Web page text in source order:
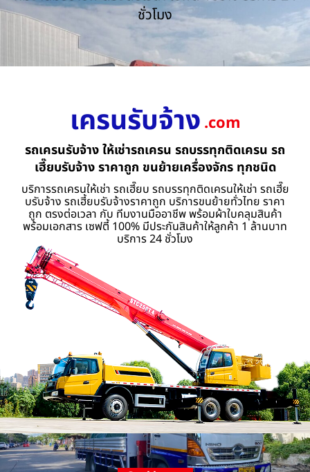
ชั่วโมง
เครนรับจ้าง .com
รถเครนรับจ้าง ให้เช่ารถเครน รถบรรทุกติดเครน รถ
เฮี๊ยบรับจ้าง ราคาถูก ขนย้ายเครื่องจักร ทุกชนิด
บริการรถเครนให้เช่า รถเฮี๊ยบ รถบรรทุกติดเครนให้เช่า รถเฮี๊ย
บรับจ้าง รถเฮี้ยบรับจ้างราคาถูก บริการขนย้ายทั่วไทย ราคา
ถูก ตรงต่อเวลา กับ ทีมงานมืออาชีพ พร้อมผ้าใบคลุมสินค้า
พร้อมเอกสาร เซฟตี้ 100% มีประกันสินค้าให้ลูกค้า 1 ล้านบาท
บริการ 24 ชั่วโมง